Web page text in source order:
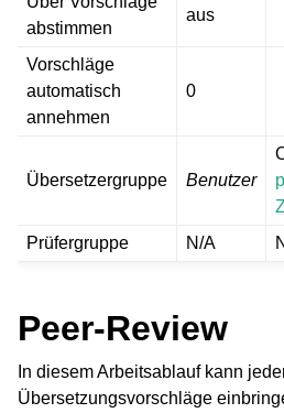
abstimmen
aus
Vorschläge
automatisch
annehmen
0
Übersetzergruppe Benutzer
Prüfergruppe
N/A
Peer-Review
In diesem Arbeitsablauf kann
Übersetzungsvorschläge